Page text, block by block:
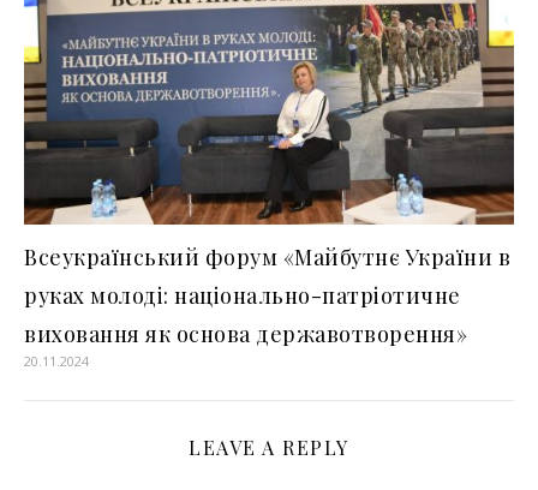
Всеукраїнський форум «Майбутнє України в
руках молоді: національно-патріотичне
виховання як основа державотворення»
20.11.2024
LEAVE A REPLY